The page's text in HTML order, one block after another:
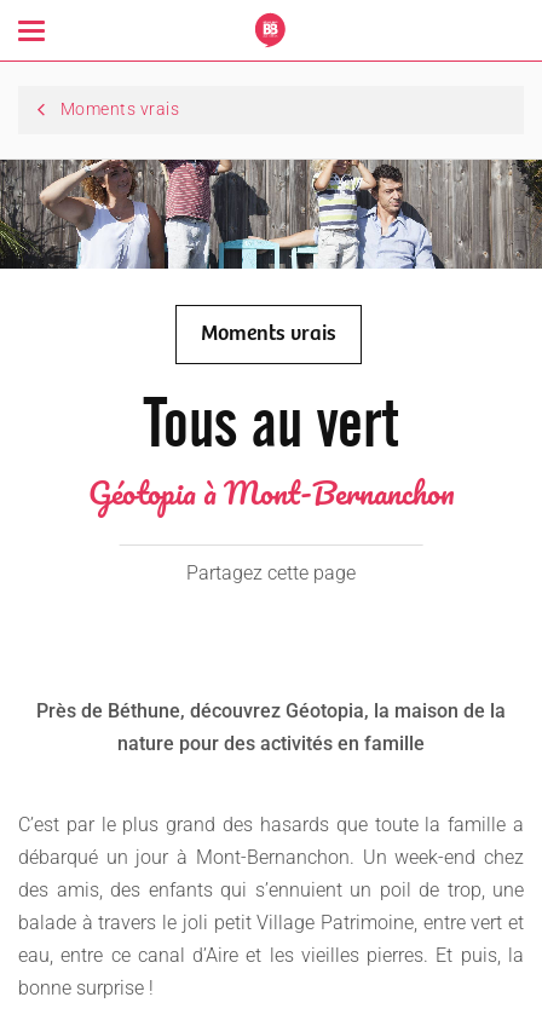
Toggle
navigation
Moments vrais
Moments vrais
Tous au vert
Géotopia à Mont-Bernanchon
Partagez cette page
Près de Béthune, découvrez Géotopia, la maison de la
nature pour des activités en famille
C’est par le plus grand des hasards que toute la famille a
débarqué un jour à Mont-Bernanchon. Un week-end chez
des amis, des enfants qui s’ennuient un poil de trop, une
balade à travers le joli petit Village Patrimoine, entre vert et
eau, entre ce canal d’Aire et les vieilles pierres. Et puis, la
bonne surprise !